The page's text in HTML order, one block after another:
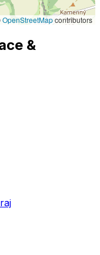
OpenStreetMapcontributors
&